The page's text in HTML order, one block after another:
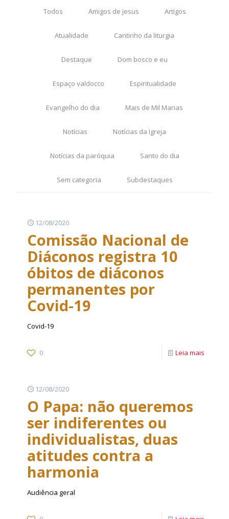
Todos Amigos de jesus Artigos
Atualidade Cantinho da liturgia
Destaque Dom bosco e eu
Espaço valdocco Espiritualidade
Evangelho do dia Mais de Mil Marias
Notícias Notícias da Igreja
Notícias da paróquia Santo do dia
Sem categoria Subdestaques
12/08/2020
Comissão Nacional de
Diáconos registra 10
óbitos de diáconos
permanentes por
Covid-19
Covid-19
0 Leia mais
12/08/2020
O Papa: não queremos
ser indiferentes ou
individualistas, duas
atitudes contra a
harmonia
Audiência geral